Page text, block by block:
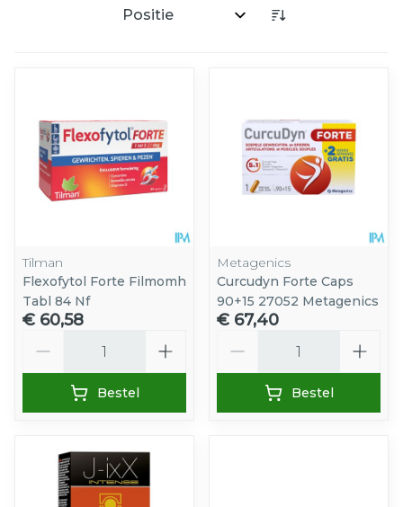
Sorteer op:
Tilman
Flexofytol Forte Filmomh
Tabl 84 Nf
€ 60,58
Bestel
Metagenics
Curcudyn Forte Caps
90+15 27052 Metagenics
€ 67,40
Bestel